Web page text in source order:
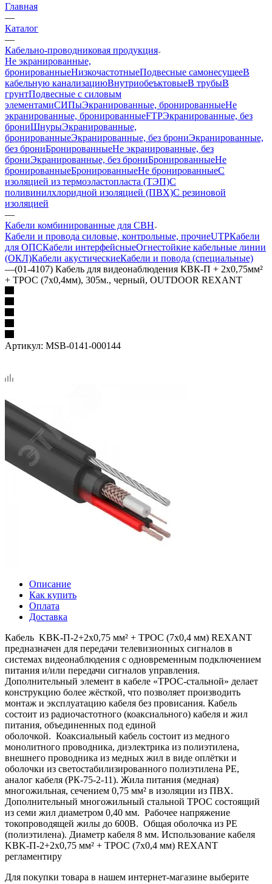
Главная
—
Каталог
—
Кабельно-проводниковая продукция
Не экранированные,
бронированныеНизкочастотныеПодвесные самонесущееВ
кабельную канализациюВнутриобеъктовыеВ трубыВ
грунтПодвесные с силовым
элементамиСИПыЭкранированные, бронированныеНе
экранированные, бронированныеFTPЭкранированные, без
брониШнурыЭкранированные,
бронированныеЭкранированные, без брониЭкранированные,
без брониБронированныеНе экранированные, без
брониЭкранированные, без брониБронированныеНе
бронированныеБронированныеНе бронированныеС
изоляцией из термоэластопласта (ТЭП)С
поливинилхлоридной изоляцией (ПВХ)С резиновой
изоляцией
—
Кабели комбинированные для СВН
Кабели и провода силовые, контрольные, прочиеUTPКабели
для ОПСКабели интерфейсныеОгнестойкие кабельные линии
(ОКЛ)Кабели акустическиеКабели и повода (специальные)
—(01-4107) Кабель для видеонаблюдения КВК-П + 2х0,75мм²
+ ТРОС (7х0,4мм), 305м., черный, OUTDOOR REXANT
Артикул: MSB-0141-000144
Описание
Как купить
Оплата
Доставка
Кабель KBK-П-2+2х0,75 мм² + ТРОС (7х0,4 мм) REXANT
предназначен для передачи телевизионных сигналов в
системах видеонаблюдения с одновременным подключением
питания и/или передачи сигналов управления.
Дополнительный элемент в кабеле «ТРОС-стальной» делает
конструкцию более жёсткой, что позволяет производить
монтаж и эксплуатацию кабеля без провисания. Кабель
состоит из радиочастотного (коаксиального) кабеля и жил
питания, объединенных под единой
оболочкой. Коаксиальный кабель состоит из медного
монолитного проводника, диэлектрика из полиэтилена,
внешнего проводника из медных жил в виде оплётки и
оболочки из светостабилизированного полиэтилена PE,
аналог кабеля (РК-75-2-11). Жила питания (медная)
многожильная, сечением 0,75 мм² в изоляции из ПВХ.
Дополнительный многожильный стальной ТРОС состоящий
из семи жил диаметром 0,40 мм. Рабочее напряжение
токопроводящей жилы до 600В. Общая оболочка из PE
(полиэтилена). Диаметр кабеля 8 мм. Использование кабеля
KBK-П-2+2х0,75 мм² + ТРОС (7х0,4 мм) REXANT
регламентиру
Для покупки товара в нашем интернет-магазине выберите